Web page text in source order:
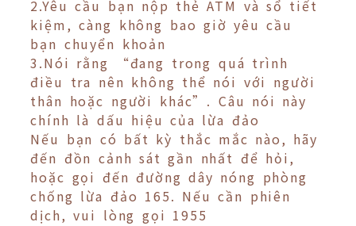
2.Yêu cầu bạn nộp thẻ ATM và sổ tiết
kiệm, càng không bao giờ yêu cầu
bạn chuyển khoản
3.Nói rằng “đang trong quá trình
điều tra nên không thể nói với người
thân hoặc người khác”. Câu nói này
chính là dấu hiệu của lừa đảo
Nếu bạn có bất kỳ thắc mắc nào, hãy
đến đồn cảnh sát gần nhất để hỏi,
hoặc gọi đến đường dây nóng phòng
chống lừa đảo 165. Nếu cần phiên
dịch, vui lòng gọi 1955